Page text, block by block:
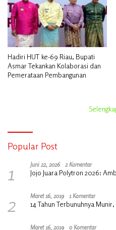
Hadiri HUT ke-69 Riau, Bupati
Asmar Tekankan Kolaborasi dan
Pemerataan Pembangunan
Popular Post
1 Juni 22, 2026 2 Komentar
Jojo Juara Polytron 2026:
2 Maret 16, 2019 1 Komentar
14 Tahun Terbunuhnya
Maret 16, 2019 0 Komentar